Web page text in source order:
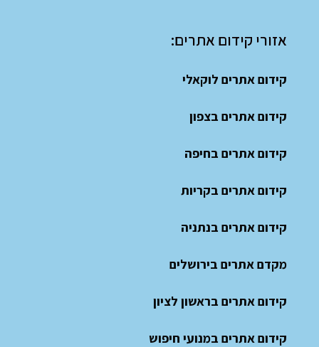
אזורי קידום אתרים:
קידום אתרים לוקאלי
קידום אתרים בצפון
קידום אתרים בחיפה
קידום אתרים בקריות
קידום אתרים בנתניה
מקדם אתרים בירושלים
קידום אתרים בראשון לציון
קידום אתרים במנועי חיפוש